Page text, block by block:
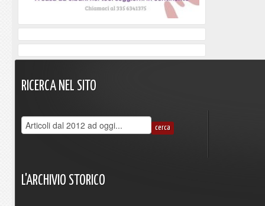
RICERCA NEL SITO
L'ARCHIVIO STORICO